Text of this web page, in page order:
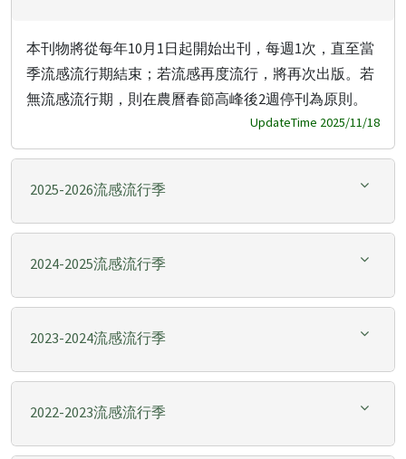
本刊物將從每年10月1日起開始出刊，每週1次，直至當
季流感流行期結束；若流感再度流行，將再次出版。若
無流感流行期，則在農曆春節高峰後2週停刊為原則。
UpdateTime 2025/11/18
2025-2026流感流行季
2024-2025流感流行季
2023-2024流感流行季
2022-2023流感流行季